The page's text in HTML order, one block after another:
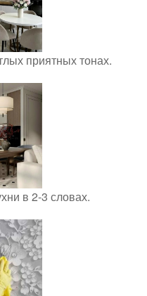
приятных тонах.
в 2-3 словах.